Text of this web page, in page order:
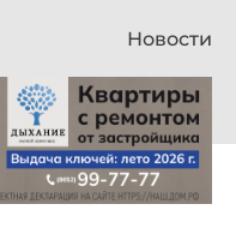
Новости